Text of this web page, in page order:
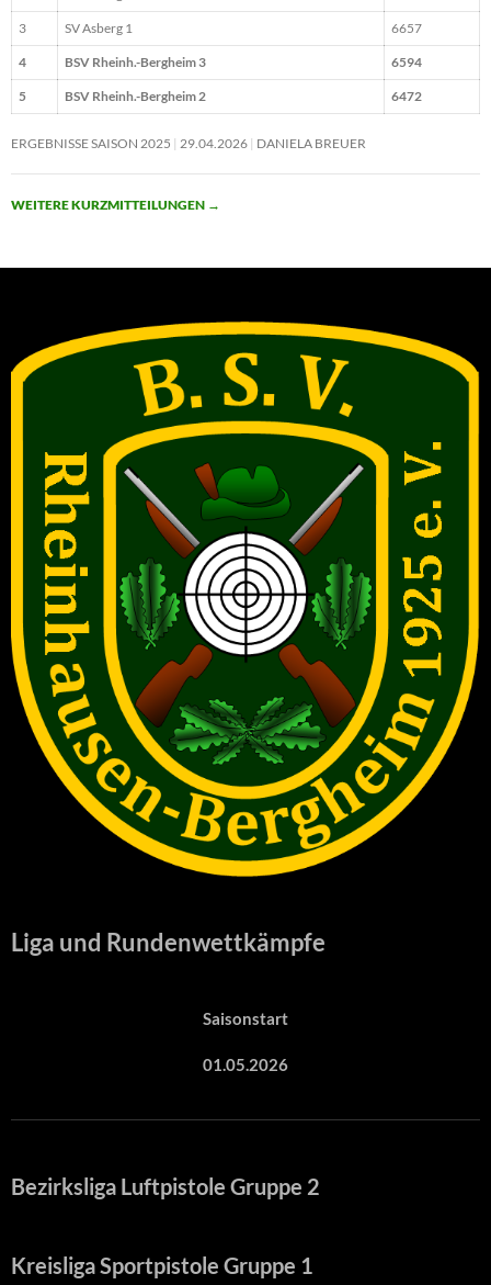
3 SV Asberg 1 6657
4 BSV Rheinh.-Bergheim 3 6594
5 BSV Rheinh.-Bergheim 2 6472
ERGEBNISSE SAISON 2025 29.04.2026 DANIELA BREUER
WEITERE KURZMITTEILUNGEN →
Liga und Rundenwettkämpfe
Saisonstart
01.05.2026
Bezirksliga Luftpistole Gruppe 2
Kreisliga Sportpistole Gruppe 1